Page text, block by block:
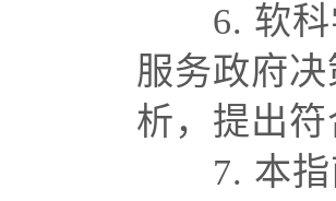
6. 软
服务政府
析，提出
7. 本